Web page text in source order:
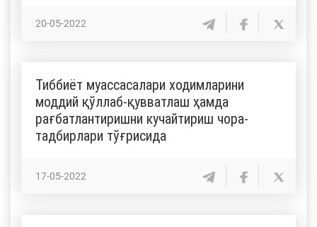
20-05-2022
Тиббиёт муассасалари ходимларини
моддий қўллаб-қувватлаш ҳамда
рағбатлантиришни кучайтириш чора-
тадбирлари тўғрисида
17-05-2022